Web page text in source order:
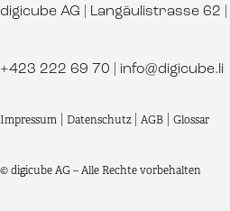
digicube AG | Langäulistrasse 62
+423 222 69 70 info@digicube.li
Impressum Datenschutz AGB Glossar
© digicube AG – Alle Rechte vorbehalten